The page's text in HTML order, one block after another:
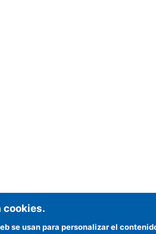
cookies.
se usan para personalizar el